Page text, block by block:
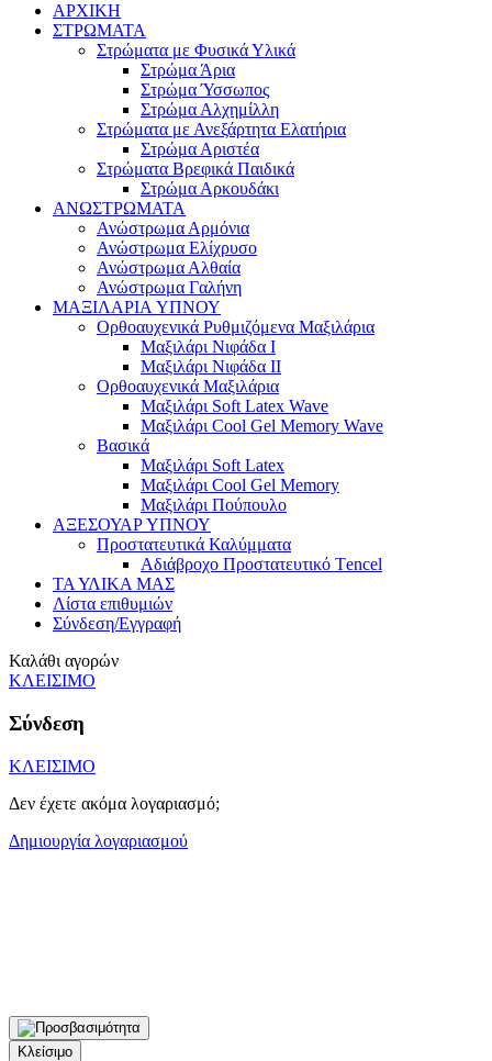
ΑΡΧΙΚΗ
ΣΤΡΩΜΑΤΑ
Στρώματα με Φυσικά Υλικά
Στρώμα Άρια
Στρώμα Ύσσωπος
Στρώμα Αλχημίλλη
Στρώματα με Ανεξάρτητα Ελατήρια
Στρώμα Αριστέα
Στρώματα Βρεφικά Παιδικά
Στρώμα Αρκουδάκι
ΑΝΩΣΤΡΩΜΑΤΑ
Ανώστρωμα Αρμόνια
Ανώστρωμα Ελίχρυσο
Ανώστρωμα Αλθαία
Ανώστρωμα Γαλήνη
ΜΑΞΙΛΑΡΙΑ YΠΝΟΥ
Ορθοαυχενικά Ρυθμιζόμενα Μαξιλάρια
Mαξιλάρι Νιφάδα Ι
Mαξιλάρι Νιφάδα ΙΙ
Ορθοαυχενικά Μαξιλάρια
Mαξιλάρι Soft Latex Wave
Mαξιλάρι Cool Gel Memory Wave
Βασικά
Mαξιλάρι Soft Latex
Mαξιλάρι Cool Gel Memory
Mαξιλάρι Πούπουλο
ΑΞΕΣΟΥΑΡ ΥΠΝΟΥ
Προστατευτικά Καλύμματα
Αδιάβροχο Προστατευτικό Τencel
ΤΑ ΥΛΙΚΑ ΜΑΣ
Λίστα επιθυμιών
Σύνδεση/Εγγραφή
Καλάθι αγορών
ΚΛΕΙΣΙΜΟ
Σύνδεση
ΚΛΕΙΣΙΜΟ
Δεν έχετε ακόμα λογαριασμό;
Δημιουργία λογαριασμού
Κλείσιμο